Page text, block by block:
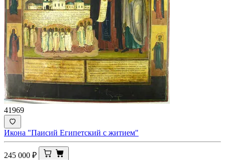
41969
Икона "Паисий Египетский с житием"
245 000 ₽